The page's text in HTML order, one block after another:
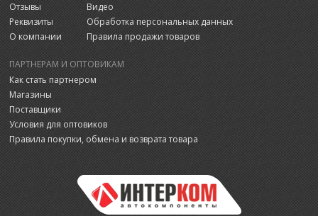
Отзывы
Реквизиты
О компании
Видео
Обработка персональных данных
Правила продажи товаров
ПАРТНЕРАМ И ОПТОВИКАМ
Как стать партнером
Магазины
Поставщики
Условия для оптовиков
Правила покупки, обмена и возврата товара